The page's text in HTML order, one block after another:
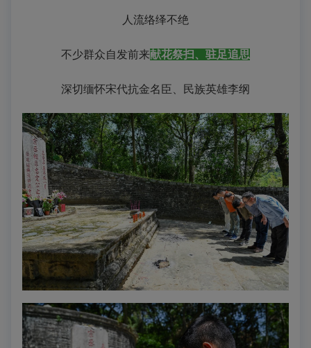
人流络绎不绝
不少群众自发前来献花祭扫、驻足追思
深切缅怀宋代抗金名臣、民族英雄李纲